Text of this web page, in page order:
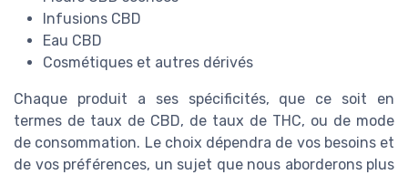
Infusions CBD
Eau CBD
Cosmétiques et autres dérivés
Chaque produit a ses spécificités, que ce soit en
termes de taux de CBD, de taux de THC, ou de mode
de consommation. Le choix dépendra de vos besoins et
de vos préférences, un sujet que nous aborderons plus